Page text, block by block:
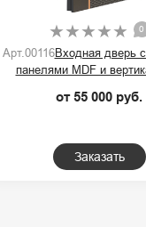
0
Арт.00116Входная дверь
панелями MDF и
от 55 000 руб.
Заказать